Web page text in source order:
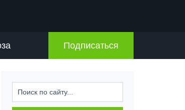
Подписаться